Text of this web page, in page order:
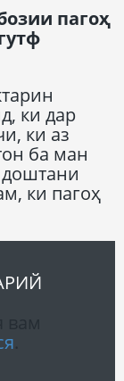
пагоҳ
ки дар
ки аз
ба ман
доштани
ки пагоҳ